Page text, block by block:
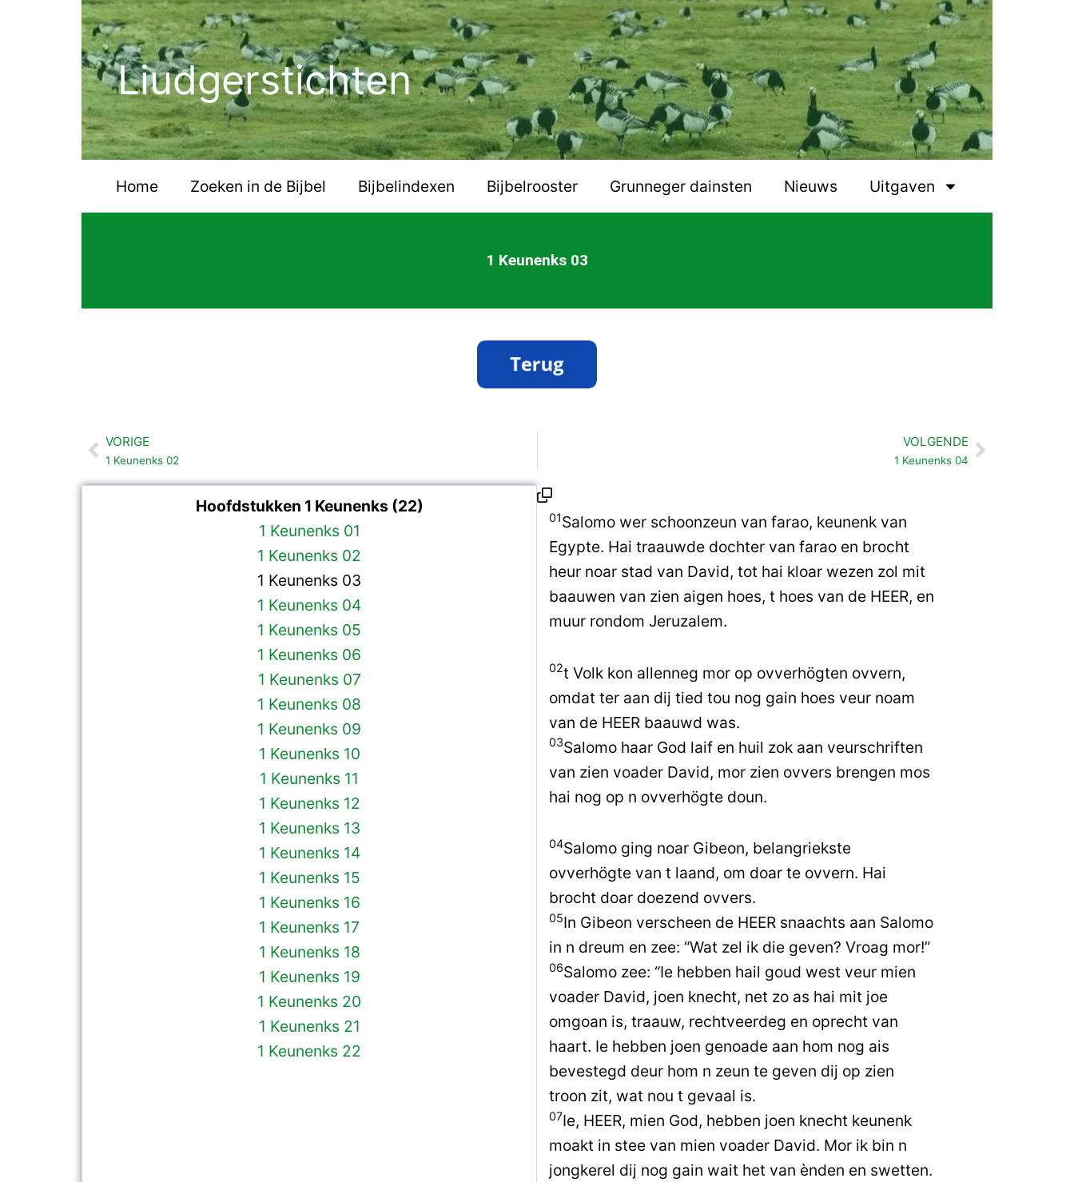
Liudgerstichten
Home Zoeken in de Bijbel Bijbelindexen Bijbelrooster Grunneger dainsten Nieuws Uitgaven
1 Keunenks 03
Vorige
VORIGE
1 Keunenks 02
VOLGENDE
1 Keunenks 04Volgende
Hoofdstukken 1 Keunenks (22)
1 Keunenks 01
1 Keunenks 02
1 Keunenks 03
1 Keunenks 04
1 Keunenks 05
1 Keunenks 06
1 Keunenks 07
1 Keunenks 08
1 Keunenks 09
1 Keunenks 10
1 Keunenks 11
1 Keunenks 12
1 Keunenks 13
1 Keunenks 14
1 Keunenks 15
1 Keunenks 16
1 Keunenks 17
1 Keunenks 18
1 Keunenks 19
1 Keunenks 20
1 Keunenks 21
1 Keunenks 22
01Salomo wer schoonzeun van farao, keunenk van
Egypte. Hai traauwde dochter van farao en brocht
heur noar stad van David, tot hai kloar wezen zol mit
baauwen van zien aigen hoes, t hoes van de HEER, en
muur rondom Jeruzalem.
02t Volk kon allenneg mor op ovverhögten ovvern,
omdat ter aan dij tied tou nog gain hoes veur noam
van de HEER baauwd was.
03Salomo haar God laif en huil zok aan veurschriften
van zien voader David, mor zien ovvers brengen mos
hai nog op n ovverhögte doun.
04Salomo ging noar Gibeon, belangriekste
ovverhögte van t laand, om doar te ovvern. Hai
brocht doar doezend ovvers.
05In Gibeon verscheen de HEER snaachts aan Salomo
in n dreum en zee: “Wat zel ik die geven? Vroag mor!”
06Salomo zee: “Ie hebben hail goud west veur mien
voader David, joen knecht, net zo as hai mit joe
omgoan is, traauw, rechtveerdeg en oprecht van
haart. Ie hebben joen genoade aan hom nog ais
bevestegd deur hom n zeun te geven dij op zien
troon zit, wat nou t gevaal is.
07Ie, HEER, mien God, hebben joen knecht keunenk
moakt in stee van mien voader David. Mor ik bin n
jongkerel dij nog gain wait het van ènden en swetten.